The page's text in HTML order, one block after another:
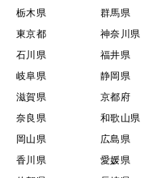
栃木県
群馬県
東京都
神奈川県
石川県
福井県
岐阜県
静岡県
滋賀県
京都府
奈良県
和歌山県
岡山県
広島県
香川県
愛媛県